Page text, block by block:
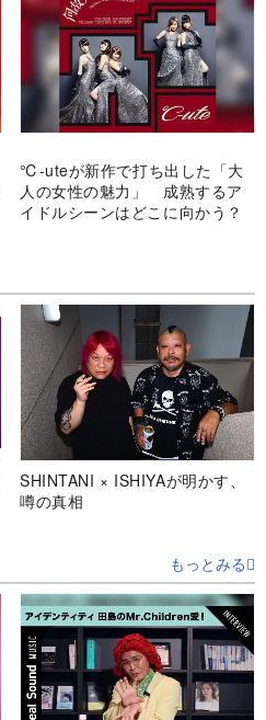
℃-uteが新作で打ち出した「大
人の女性の魅力」 成熟するア
イドルシーンはどこに向かう？
SHINTANI × ISHIYAが明かす、
噂の真相
もっとみる